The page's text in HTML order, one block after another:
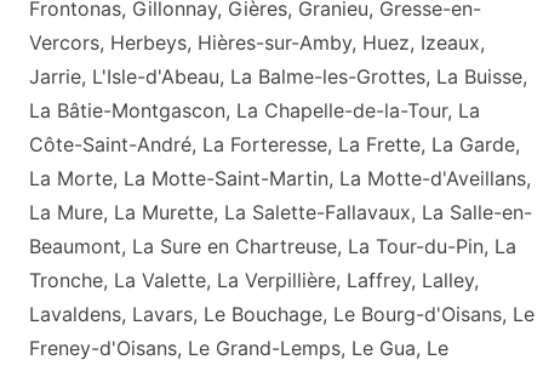
Frontonas, Gillonnay, Gières, Granieu, Gresse-en-
Vercors, Herbeys, Hières-sur-Amby, Huez, Izeaux,
Jarrie, L'Isle-d'Abeau, La Balme-les-Grottes, La Buisse,
La Bâtie-Montgascon, La Chapelle-de-la-Tour, La
Côte-Saint-André, La Forteresse, La Frette, La Garde,
La Morte, La Motte-Saint-Martin, La Motte-d'Aveillans,
La Mure, La Murette, La Salette-Fallavaux, La Salle-en-
Beaumont, La Sure en Chartreuse, La Tour-du-Pin, La
Tronche, La Valette, La Verpillière, Laffrey, Lalley,
Lavaldens, Lavars, Le Bouchage, Le Bourg-d'Oisans, Le
Freney-d'Oisans, Le Grand-Lemps, Le Gua, Le